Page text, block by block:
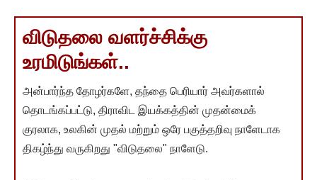
விடுதலை வளர்ச்சிக்கு
உரமிடுங்கள்..
அன்பார்ந்த தோழர்களே, தந்தை பெரியார் அவர்களால்
தொடங்கப்பட்டு, திராவிட இயக்கத்தின் முதன்மைக்
குரலாக, உலகின் முதல் மற்றும் ஒரே பகுத்தறிவு நாளேடாக
திகழ்ந்து வருகிறது "விடுதலை" நாளேடு.